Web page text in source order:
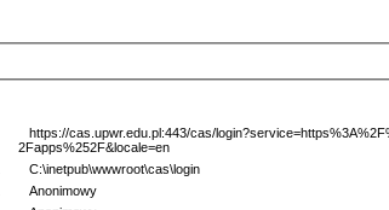
https://cas.upwr.edu.pl:443/cas/
2Fapps%252F&locale=en
C:\inetpub\wwwroot\cas\login
Anonimowy